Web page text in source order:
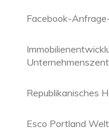
Facebook-
Republikanisches
Esco Portland